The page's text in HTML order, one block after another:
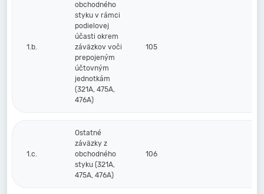
1.b.
obchodného
styku v rámci
podielovej
účasti okrem
záväzkov voči
prepojeným
účtovným
jednotkám
(321A, 475A,
476A)
105
1.c.
Ostatné
záväzky z
obchodného
styku (321A,
475A, 476A)
106